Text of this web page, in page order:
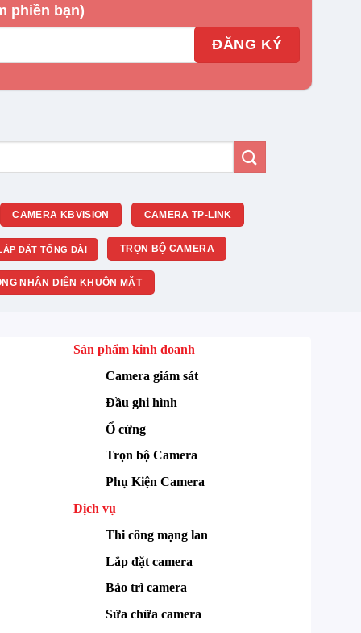
phiền bạn)
CAMERA KBVISION CAMERA TP-LINK
ĐẶT TỔNG ĐÀI TRỌN BỘ CAMERA
NHẬN DIỆN KHUÔN MẶT
Sản phẩm kinh doanh
Camera giám sát
Đầu ghi hình
Ổ cứng
Trọn bộ Camera
Phụ Kiện Camera
Dịch vụ
Thi công mạng lan
Lắp đặt camera
Bảo trì camera
Sửa chữa camera